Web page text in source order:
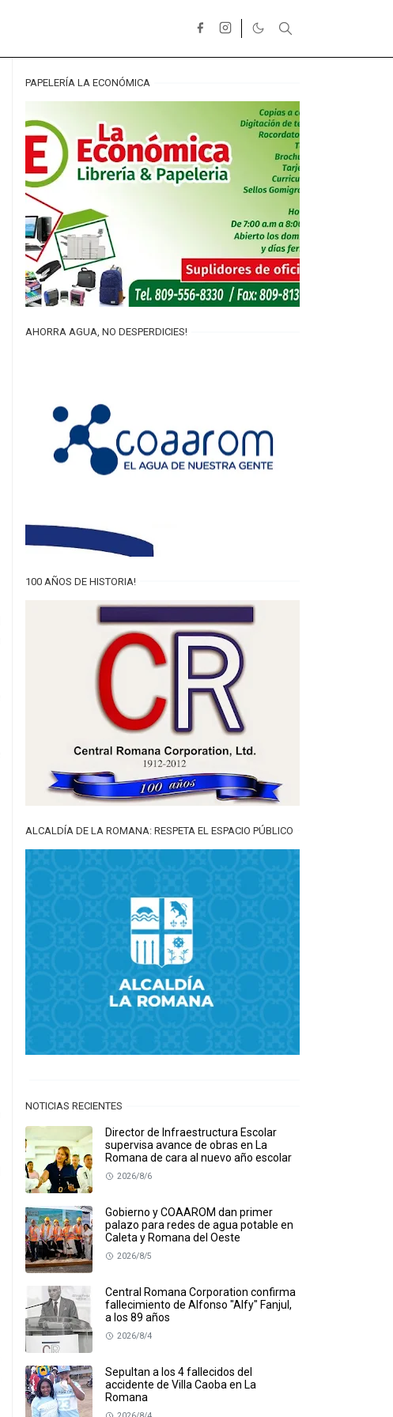
PAPELERÍA LA ECONÓMICA
AHORRA AGUA, NO DESPERDICIES!
100 AÑOS DE HISTORIA!
ALCALDÍA DE LA ROMANA: RESPETA EL ESPACIO PÚBLICO
NOTICIAS RECIENTES
Director de Infraestructura Escolar
supervisa avance de obras en La
Romana de cara al nuevo año escolar
2026/8/6
Gobierno y COAAROM dan primer
palazo para redes de agua potable en
Caleta y Romana del Oeste
2026/8/5
Central Romana Corporation confirma
fallecimiento de Alfonso "Alfy" Fanjul,
a los 89 años
2026/8/4
Sepultan a los 4 fallecidos del
accidente de Villa Caoba en La
Romana